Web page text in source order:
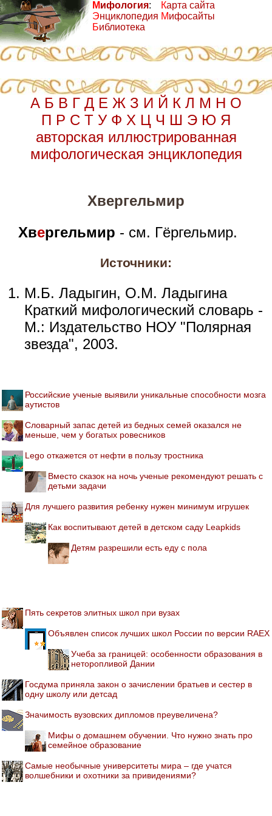
Мифология:
Энциклопедия
Библиотека
Карта сайта
Мифосайты
А Б В Г Д Е Ж З И Й К Л М Н О
П Р С Т У Ф Х Ц Ч Ш Э Ю Я
авторская иллюстрированная
мифологическая энциклопедия
Хвергельмир
Хвергельмир - см. Гёргельмир.
Источники:
М.Б. Ладыгин, О.М. Ладыгина
Краткий мифологический словарь -
М.: Издательство НОУ "Полярная
звезда", 2003.
Российские ученые выявили уникальные способности мозга
аутистов
Словарный запас детей из бедных семей оказался не
меньше, чем у богатых ровесников
Lego откажется от нефти в пользу тростника
Вместо сказок на ночь ученые рекомендуют решать с
детьми задачи
Для лучшего развития ребенку нужен минимум игрушек
Как воспитывают детей в детском саду Leapkids
Детям разрешили есть еду с пола
Пять секретов элитных школ при вузах
Объявлен список лучших школ России по версии RAEX
Учеба за границей: особенности образования в
неторопливой Дании
Госдума приняла закон о зачислении братьев и сестер в
одну школу или детсад
Значимость вузовских дипломов преувеличена?
Мифы о домашнем обучении. Что нужно знать про
семейное образование
Самые необычные университеты мира – где учатся
волшебники и охотники за привидениями?